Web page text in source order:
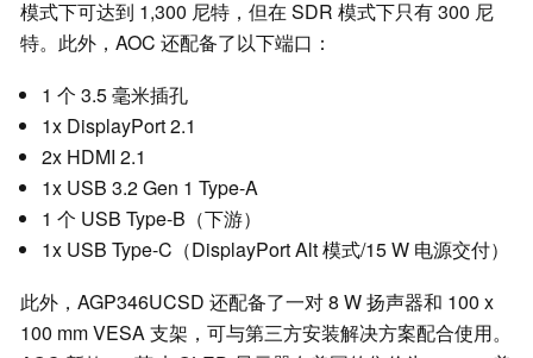
模式下可达到 1,300 尼特，但在 SDR 模式下只有 300 尼
特。此外，AOC 还配备了以下端口：
1 个 3.5 毫米插孔
1x DisplayPort 2.1
2x HDMI 2.1
1x USB 3.2 Gen 1 Type-A
1 个 USB Type-B（下游）
1x USB Type-C（DisplayPort Alt 模式/15 W 电源交付）
此外，AGP346UCSD 还配备了一对 8 W 扬声器和 100 x
100 mm VESA 支架，可与第三方安装解决方案配合使用。